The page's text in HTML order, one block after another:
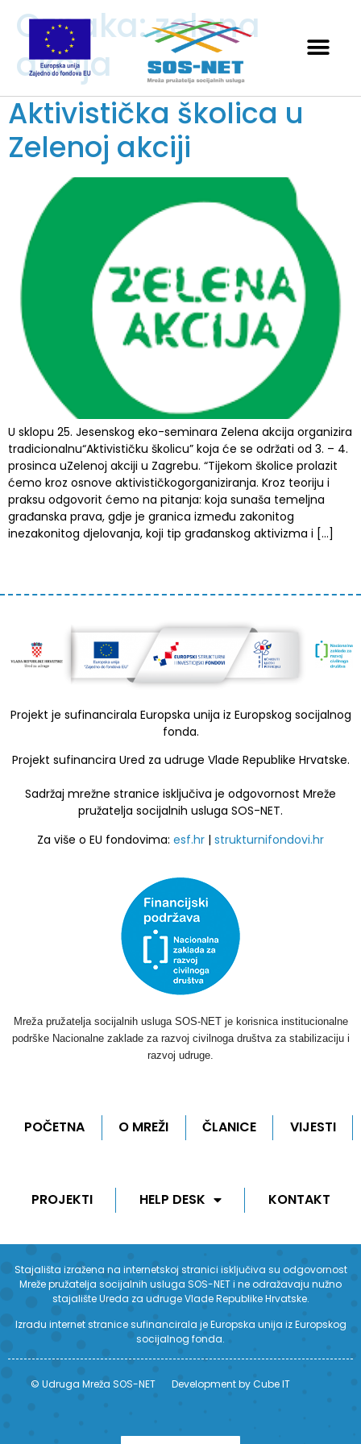
Oznaka:zelena
akcija
Aktivistička školica u
Zelenoj akciji
U sklopu 25. Jesenskog eko-seminara Zelena akcija organizira
tradicionalnu“Aktivističku školicu” koja će se održati od 3. – 4.
prosinca uZelenoj akciji u Zagrebu. “Tijekom školice prolazit
ćemo kroz osnove aktivističkogorganiziranja. Kroz teoriju i
praksu odgovorit ćemo na pitanja: koja sunaša temeljna
građanska prava, gdje je granica između zakonitog
inezakonitog djelovanja, koji tip građanskog aktivizma i […]
Projekt je sufinancirala Europska unija iz Europskog socijalnog
fonda.
Projekt sufinancira Ured za udruge Vlade Republike Hrvatske.
Sadržaj mrežne stranice isključiva je odgovornost Mreže
pružatelja socijalnih usluga SOS-NET.
Za više o EU fondovima: esf.hr | strukturnifondovi.hr
Mreža pružatelja socijalnih usluga SOS-NET je korisnica institucionalne
podrške Nacionalne zaklade za razvoj civilnoga društva za stabilizaciju i
razvoj udruge.
POČETNA O MREŽI ČLANICE VIJESTI
PROJEKTI HELP DESK KONTAKT
Stajališta izražena na internetskoj stranici isključiva su odgovornost
Mreže pružatelja socijalnih usluga SOS-NET i ne odražavaju nužno
stajalište Ureda za udruge Vlade Republike Hrvatske.
Izradu internet stranice sufinancirala je Europska unija iz Europskog
socijalnog fonda.
© Udruga Mreža SOS-NET Development by Cube IT